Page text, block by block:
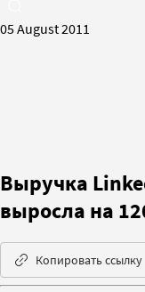
05 August 2011
Выручка
выросла на
Копировать ссылку